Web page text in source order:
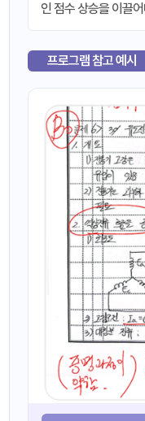
인 점수 상승을 이끌
프로그램 참고 예시